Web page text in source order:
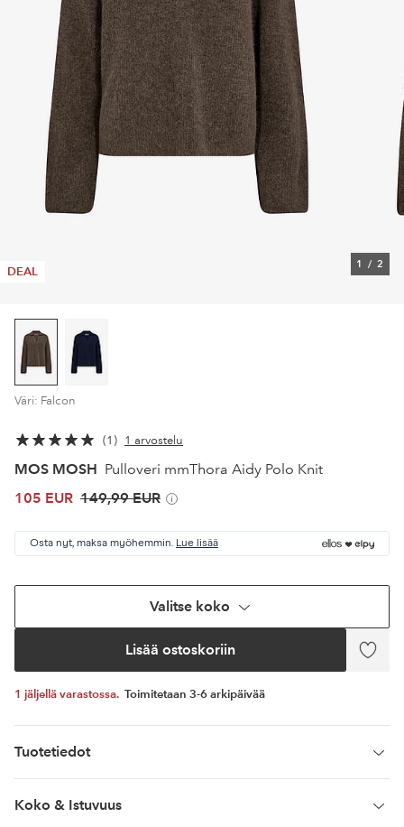
DEAL
1 / 2
Väri: Falcon
1 1 arvostelu
MOS MOSH Pulloveri mmThora Aidy Polo Knit
105 EUR 149,99 EUR
Osta nyt, maksa myöhemmin. Lue lisää
Valitse koko
Lisää ostoskoriin
Lisää
1 jäljellä varastossa. Toimitetaan 3-6 arkipäivää
Tuotetiedot
Koko & Istuvuus